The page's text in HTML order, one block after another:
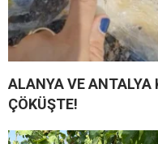
ALANYA VE ANTALYA
ÇÖKÜŞTE!